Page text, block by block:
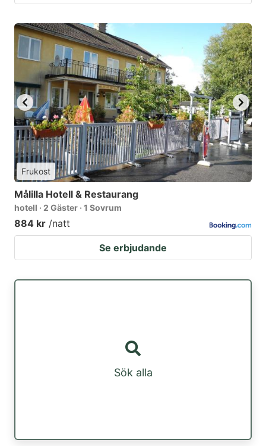
Frukost
Målilla Hotell & Restaurang
hotell · 2 Gäster · 1 Sovrum
884 kr /natt
Se erbjudande
Sök alla